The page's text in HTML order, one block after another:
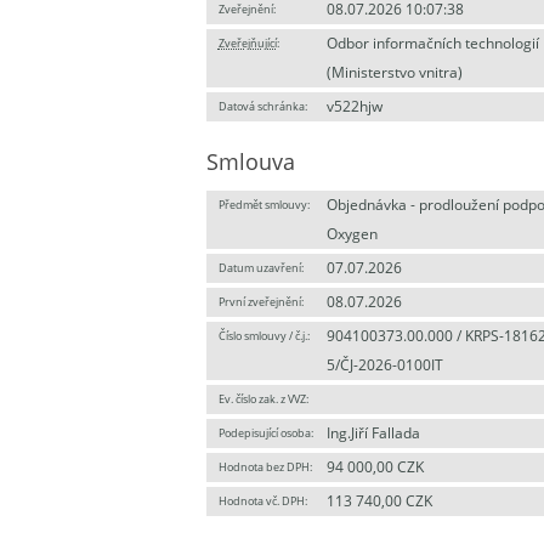
Zveřejnění: 08.07.2026 10:07:38
Zveřejňující:
Odbor informačních technologií
(Ministerstvo vnitra)
Datová schránka: v522hjw
Smlouva
Předmět smlouvy:
Objednávka - prodloužení
Oxygen
Datum uzavření: 07.07.2026
První zveřejnění: 08.07.2026
Číslo smlouvy / č.j.:
904100373.00.000 / KRPS-
5/ČJ-2026-0100IT
Ev. číslo zak. z VVZ:
Podepisující osoba: Ing.Jiří Fallada
Hodnota bez DPH: 94 000,00 CZK
Hodnota vč. DPH: 113 740,00 CZK